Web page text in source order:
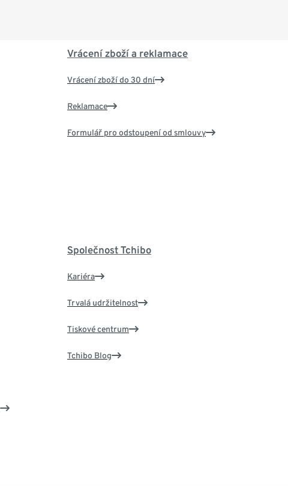
Vrácení zboží a reklamace
Vrácení zboží do 30 dní
Reklamace
Formulář pro odstoupení od smlouvy
Společnost Tchibo
Kariéra
Trvalá udržitelnost
Tiskové centrum
Tchibo Blog